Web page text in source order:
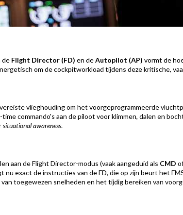
de Flight Director (FD) en deAutopilot (AP) vormt de
om de cockpitworkload tijdens deze kritische,
vlieghouding om het voorgeprogrammeerde
commando's aan de piloot voor klimmen, dalen en
situational awareness.
aan de Flight Director-modus (vaak aangeduid als CMD
nu exact de instructies van de FD, die op zijn beurt het
toegewezen snelheden en het tijdig bereiken van